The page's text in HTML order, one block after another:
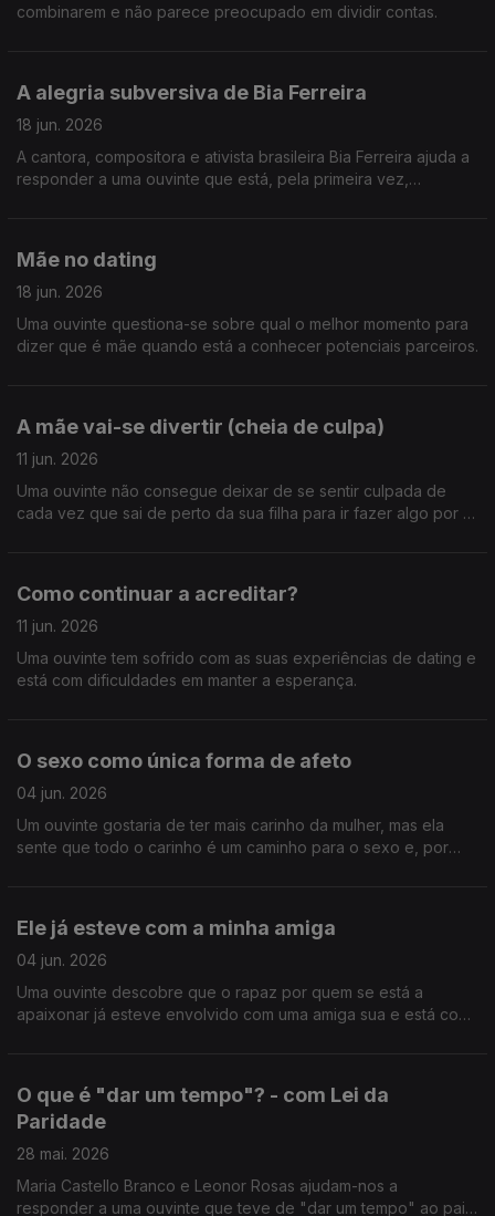
combinarem e não parece preocupado em dividir contas.
A alegria subversiva de Bia Ferreira
18 jun. 2026
A cantora, compositora e ativista brasileira Bia Ferreira ajuda a
responder a uma ouvinte que está, pela primeira vez,
Mãe no dating
18 jun. 2026
Uma ouvinte questiona-se sobre qual o melhor momento para
dizer que é mãe quando está a conhecer potenciais parceiros.
A mãe vai-se divertir (cheia de culpa)
11 jun. 2026
Uma ouvinte não consegue deixar de se sentir culpada de
cada vez que sai de perto da sua filha para ir fazer algo por si.
Como continuar a acreditar?
11 jun. 2026
Uma ouvinte tem sofrido com as suas experiências de dating e
está com dificuldades em manter a esperança.
O sexo como única forma de afeto
04 jun. 2026
Um ouvinte gostaria de ter mais carinho da mulher, mas ela
sente que todo o carinho é um caminho para o sexo e, por
Ele já esteve com a minha amiga
04 jun. 2026
Uma ouvinte descobre que o rapaz por quem se está a
apaixonar já esteve envolvido com uma amiga sua e está com
O que é "dar um tempo"? - com Lei da
Paridade
28 mai. 2026
Maria Castello Branco e Leonor Rosas ajudam-nos a
responder a uma ouvinte que teve de "dar um tempo" ao pai